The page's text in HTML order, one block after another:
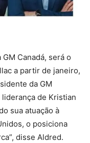
Canadá, será o
a partir de janeiro,
da GM
de Kristian
sua atuação à
o posiciona
disse Aldred.